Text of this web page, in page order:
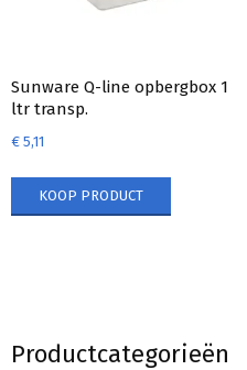
Sunware Q-line opbergbox 1
ltr transp.
€ 5,11
KOOP PRODUCT
Productcategorieën